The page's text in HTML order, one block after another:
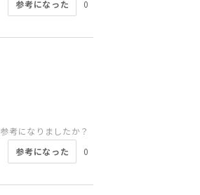
参考になった
0
考になりましたか？
参考になった
0